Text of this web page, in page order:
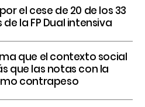
el cese de 20 de los 33
la FP Dual intensiva
que el contexto social
que las notas con la
contrapeso